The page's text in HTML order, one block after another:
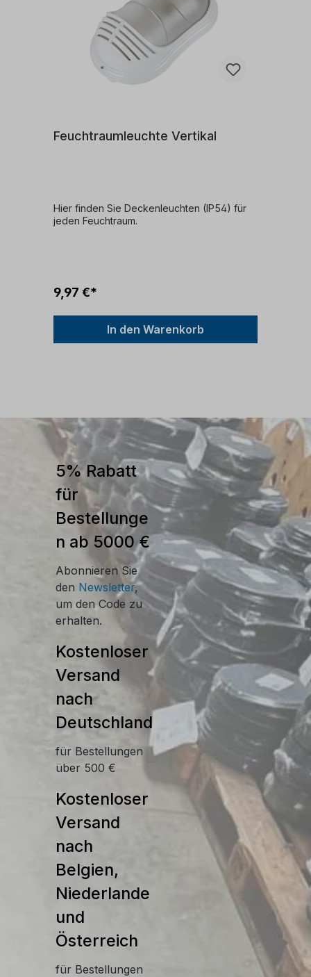
Feuchtraumleuchte Vertikal
Hier finden Sie Deckenleuchten (IP54) für
jeden Feuchtraum.
9,97 €*
In den Warenkorb
5% Rabatt
für
Bestellunge
n ab 5000 €
Abonnieren Sie
den Newsletter,
um den Code zu
erhalten.
Kostenloser
Versand
nach
Deutschland
für Bestellungen
über 500 €
Kostenloser
Versand
nach
Belgien,
Niederlande
und
Österreich
für Bestellungen